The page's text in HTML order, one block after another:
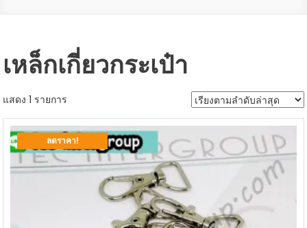
เหล็กเกี่ยวกระเป๋า
แสดง 1 รายการ
ลดราคา!